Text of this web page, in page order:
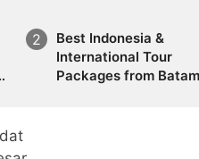
Best Indonesia &
International Tour
Packages from Batam |